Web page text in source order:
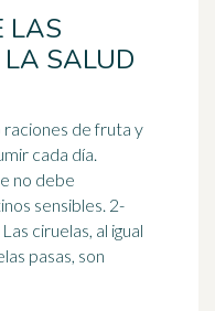
LAS
SALUD
raciones de fruta y
cada día.
no debe
s sensibles. 2-
ciruelas, al igual
pasas, son